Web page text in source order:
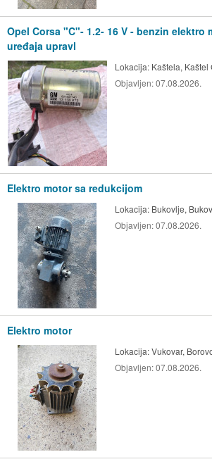
Opel Corsa "C"- 1.2- 16 V - benzin elektro
uređaja upravl
Lokacija: Kaštela, Kaštel
Objavljen:07.08.2026.
Elektro motor sa redukcijom
Lokacija: Bukovlje,
Objavljen:07.08.2026.
Elektro motor
Lokacija:Vukovar,
Objavljen:07.08.2026.